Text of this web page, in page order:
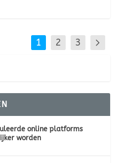
1 2 3
online platforms
worden